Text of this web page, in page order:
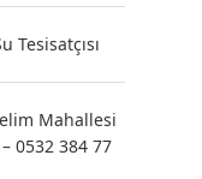
Tesisatçısı
Mahallesi
– 0532 384 77